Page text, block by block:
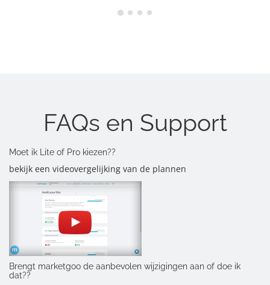
FAQs en Support
Moet ik Lite of Pro kiezen??
bekijk een videovergelijking van de plannen
Brengt marketgoo de aanbevolen wijzigingen aan of doe ik
dat??